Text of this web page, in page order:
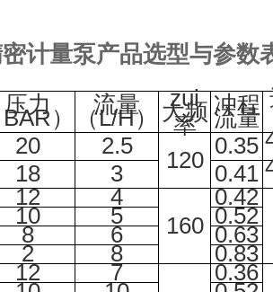
计量泵产品选型与参数
压力
BAR） 流量
（L/H）
zui
大频
率
冲程
流量
20 2.5
120
0.35
18
3 0.41
12
4
160
0.42
10 5 0.52
8 6 0.63
2 8
0.83
12
7
0.36